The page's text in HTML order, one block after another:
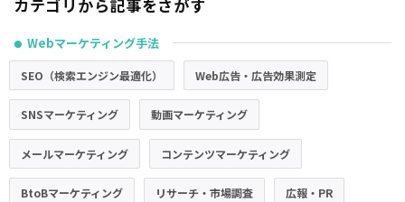
カテゴリから記事をさがす
● Webマーケティング手法
SEO（検索エンジン最適化） Web広告・広告効果測定
SNSマーケティング 動画マーケティング
メールマーケティング コンテンツマーケティング
BtoBマーケティング リサーチ・市場調査 広報・PR